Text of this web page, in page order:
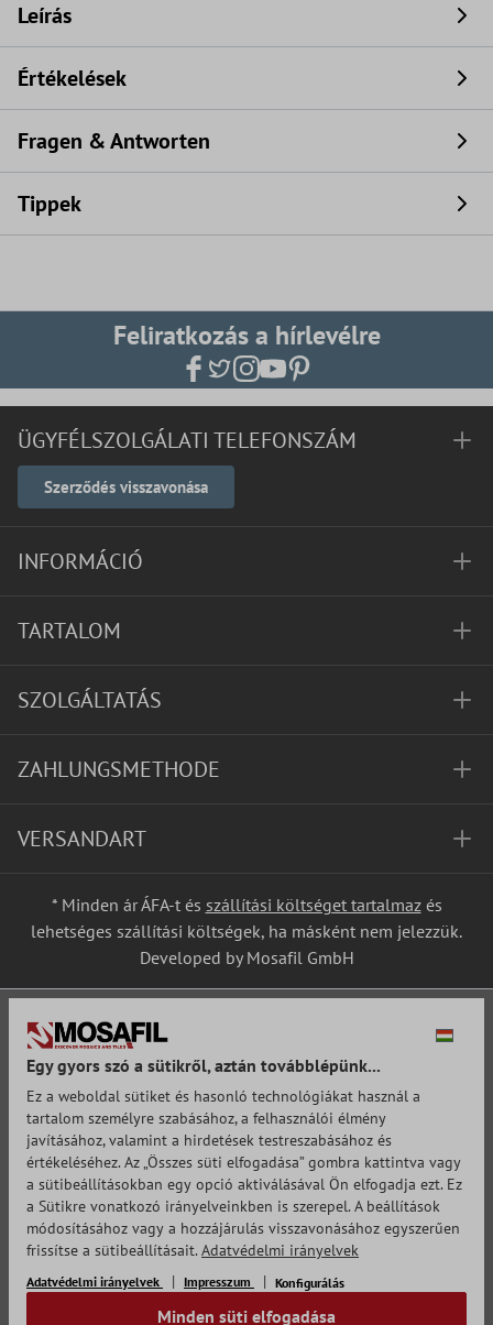
Leírás
Értékelések
Fragen & Antworten
Tippek
Feliratkozás a hírlevélre
ÜGYFÉLSZOLGÁLATI TELEFONSZÁM
Szerződés visszavonása
INFORMÁCIÓ
TARTALOM
SZOLGÁLTATÁS
ZAHLUNGSMETHODE
VERSANDART
* Minden ár ÁFA-t és szállítási költséget tartalmazés
lehetséges szállítási költségek, ha másként nem jelezzük.
Developed by Mosafil GmbH
Egy gyors szó a sütikről, aztán továbblépünk...
Ez a weboldal sütiket és hasonló technológiákat használ a
tartalom személyre szabásához, a felhasználói élmény
javításához, valamint a hirdetések testreszabásához és
értékeléséhez. Az „Összes süti elfogadása” gombra kattintva vagy
a sütibeállításokban egy opció aktiválásával Ön elfogadja ezt. Ez
a Sütikre vonatkozó irányelveinkben is szerepel. A beállítások
módosításához vagy a hozzájárulás visszavonásához egyszerűen
frissítse a sütibeállításait. Adatvédelmi irányelvek
Adatvédelmi irányelvek Impresszum Konfigurálás
Minden süti elfogadása